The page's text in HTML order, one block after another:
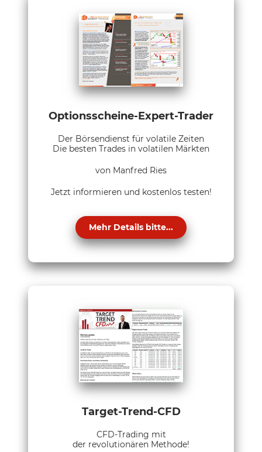
Optionsscheine-Expert-Trader
Der Börsendienst für volatile Zeiten
Die besten Trades in volatilen Märkten
von Manfred Ries
Jetzt informieren und kostenlos testen!
Mehr Details bitte...
Target-Trend-CFD
CFD-Trading mit
der revolutionären Methode!